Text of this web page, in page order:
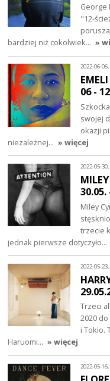
George
"12-
bardziej niż cokolwiek… »
2022-06-
06 -
swojej
okazji
niezależnej… » więcej
2022-05-
30.05.
Miley
trzecie
jednak pierwsze dotyczyło…
2022-05-
Trzeci
2020
i Tokio.
Haruomi… » więcej
2022-05-